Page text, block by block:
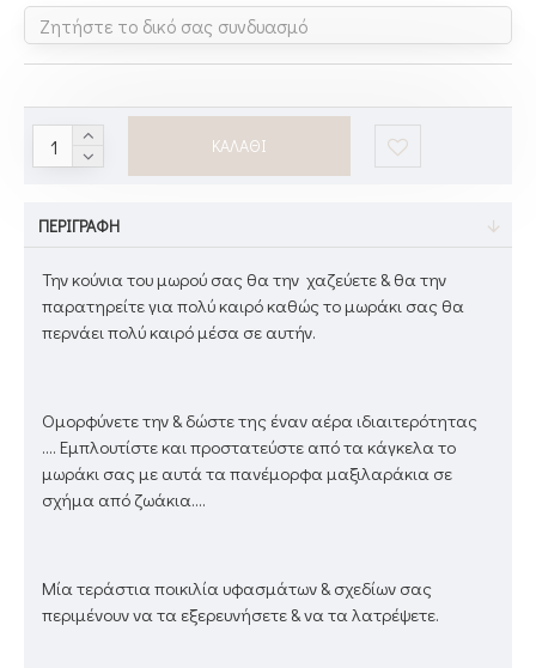
ΚΑΛΆΘΙ
ΠΕΡΙΓΡΑΦΉ
Την κούνια του μωρού σας θα την χαζεύετε & θα την
παρατηρείτε για πολύ καιρό καθώς το μωράκι σας θα
περνάει πολύ καιρό μέσα σε αυτήν.
Ομορφύνετε την & δώστε της έναν αέρα ιδιαιτερότητας
.... Εμπλουτίστε και προστατεύστε από τα κάγκελα το
μωράκι σας με αυτά τα πανέμορφα μαξιλαράκια σε
σχήμα από ζωάκια....
Μία τεράστια ποικιλία υφασμάτων & σχεδίων σας
περιμένουν να τα εξερευνήσετε & να τα λατρέψετε.